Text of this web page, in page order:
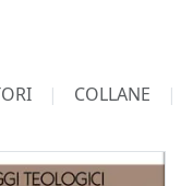
COLLANE